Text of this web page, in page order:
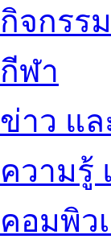
กิจกรร
กีฬา
ข่าว แล
ความรู้
คอมพิว